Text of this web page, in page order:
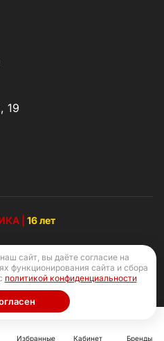
Избранные Кабинет Бренды
19
| 16 лет
сайт, вы даёте согласие на
функционирования сайта и сбора
политикой конфиденциальности